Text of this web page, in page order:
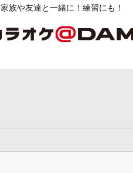
家族や友達と一緒に！練習にも！